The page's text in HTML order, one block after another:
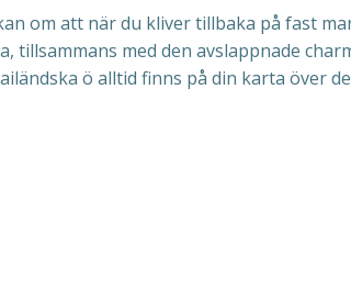
om att när du kliver tillbaka på fast
tillsammans med den avslappnade
ö alltid finns på din karta över de